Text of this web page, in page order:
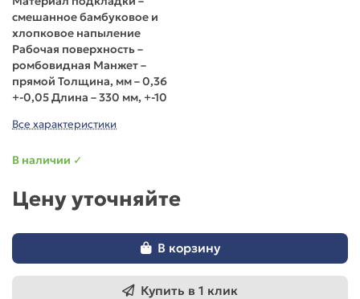
смешанное бамбуковое и
хлопковое напыление
Рабочая поверхность –
ромбовидная Манжет –
прямой Толщина, мм – 0,36
+-0,05 Длина – 330 мм, +-10
Все характеристики
В наличии ✓
Цену уточняйте
В корзину
Купить в 1 клик